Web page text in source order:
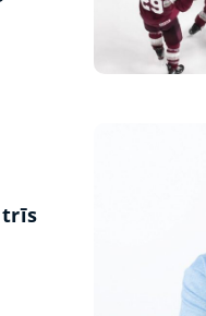
trīs